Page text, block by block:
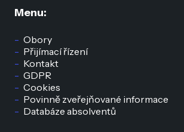
Menu:
Obory
Přijímací řízení
Kontakt
GDPR
Cookies
Povinně zveřejňované informace
Databáze absolventů